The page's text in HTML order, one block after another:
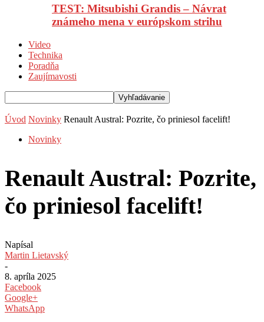
TEST: Mitsubishi Grandis – Návrat
známeho mena v európskom strihu
Video
Technika
Poradňa
Zaujímavosti
Úvod Novinky Renault Austral: Pozrite, čo priniesol facelift!
Novinky
Renault Austral: Pozrite,
čo priniesol facelift!
Napísal
Martin Lietavský
-
8. apríla 2025
Facebook
Google+
WhatsApp